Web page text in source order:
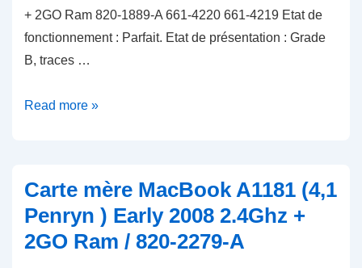
+ 2GO Ram 820-1889-A 661-4220 661-4219 Etat de
fonctionnement : Parfait. Etat de présentation : Grade
B, traces …
Carte
A1181
Core
Duo
Read more »
Carte mère MacBook A1181 (4,1
Penryn ) Early 2008 2.4Ghz +
2GO Ram / 820-2279-A